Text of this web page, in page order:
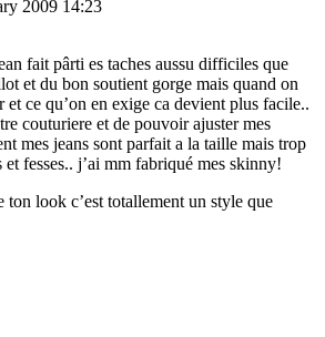
2009 14:23
fait pârti es taches aussu difficiles que
et du bon soutient gorge mais quand on
et ce qu’on en exige ca devient plus facile..
couturiere et de pouvoir ajuster mes
mes jeans sont parfait a la taille mais trop
et fesses.. j’ai mm fabriqué mes skinny!
ton look c’est totallement un style que